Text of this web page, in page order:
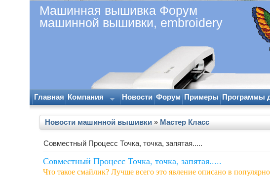
Машинная вышивка Форум
машинной вышивки, embroidery
Главная Компания Новости Форум Примеры Программы
Новости машинной вышивки» Мастер Класс
Совместный Процесс Точка, точка, запятая.....
Совместный Процесс Точка, точка, запятая.....
Что такое смайлик? Лучше всего это явление описано в